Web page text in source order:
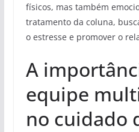
físicos, mas também
tratamento da coluna,
o estresse e promover o
A
equipe
no cuidado